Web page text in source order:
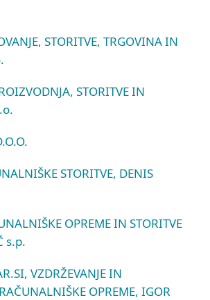
STORITVE, TRGOVINA IN
STORITVE IN
STORITVE, DENIS
OPREME IN STORITVE
s.p.
VZDRŽEVANJE IN
OPREME, IGOR